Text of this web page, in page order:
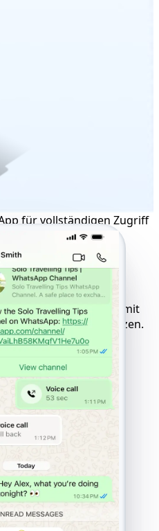
für vollständigen Zugriff
für
Ergebnisse
Websites, kompatibel mit
und Mobilfunknetzen.
only-after-Success-